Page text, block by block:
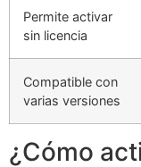
Permite activar
sin licencia
Compatible con
varias versiones
¿Cómo